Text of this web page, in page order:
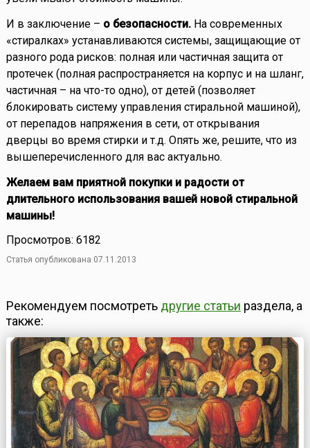
И в заключение – о безопасности.На современных
«стиралках» устанавливаются системы, защищающие от
разного рода рисков: полная или частичная защита от
протечек (полная распространяется на корпус и на шланг,
частичная – на что-то одно), от детей (позволяет
блокировать систему управления стиральной машиной),
от перепадов напряжения в сети, от открывания
дверцы во время стирки и т.д. Опять же, решите, что из
вышеперечисленного для вас актуально.
Желаем вам приятной покупки и радости от
длительного использования вашей новой стиральной
машины!
Просмотров: 6182
Статья опубликована 07.11.2013
Рекомендуем посмотреть другие статьи раздела, а
также: